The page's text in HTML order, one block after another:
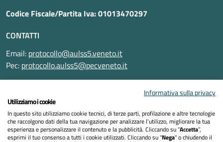
Codice Fiscale/Partita Iva: 01013470297
CONTATTI
Email: protocollo@aulss5.veneto.it
Pec: protocollo.aulss5@pecveneto.it
Informativa privacy
Informativa sulla privacy
Utilizziamo i cookie
In questo sito utilizziamo cookie tecnici, di terze parti, profilazione e altre tecnologie
che raccolgono dati della tua navigazione per analizzare l’utilizzo, migliorare la tua
esperienza e personalizzare il contenuto e la pubblicità. Cliccando su “Accetta”,
esprimi il tuo consenso a tutti i cookie utilizzati. Cliccando su "Nega" o chiudendo il